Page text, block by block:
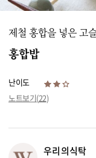
제철 홍합을 넣은 고
홍합밥
난이도
노트보기(22)
우리의식탁